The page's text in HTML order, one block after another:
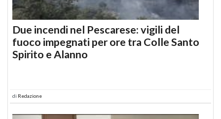
Due incendi nel Pescarese: vigili del
fuoco impegnati per ore tra Colle Santo
Spirito e Alanno
di Redazione